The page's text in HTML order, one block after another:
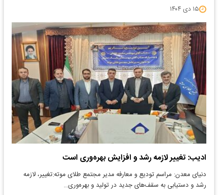
۱۵ دی ۱۴۰۴
ادیب: تغییر لازمه رشد و افزایش بهره‌وری است
دنیای معدن: مراسم تودیع و معارفه مدیر مجتمع طلای موته:تغییر، لازمه‌
رشد و دستیابی به سقف‌های جدید در تولید و بهره‌وری…